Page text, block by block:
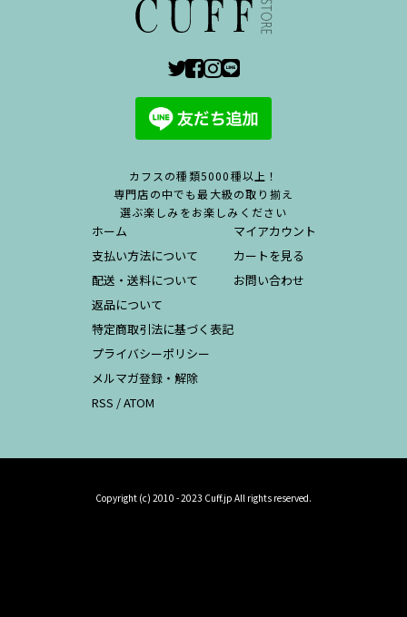
カフスの種類5000種以上！
専門店の中でも最大級の取り揃え
選ぶ楽しみをお楽しみください
ホーム
支払い方法について
配送・送料について
返品について
特定商取引法に基づく表記
プライバシーポリシー
メルマガ登録・解除
RSS /ATOM
マイアカウント
カートを見る
お問い合わせ
Copyright (c) 2010 - 2023 Cuff.jp All rights reserved.